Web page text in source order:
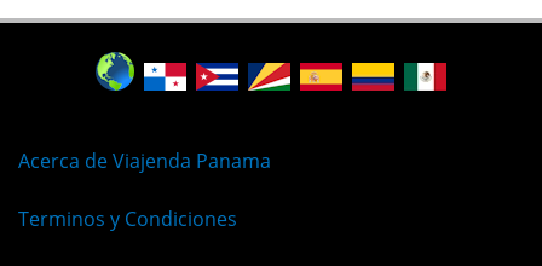
Acerca de Viajenda Panama
Terminos y Condiciones